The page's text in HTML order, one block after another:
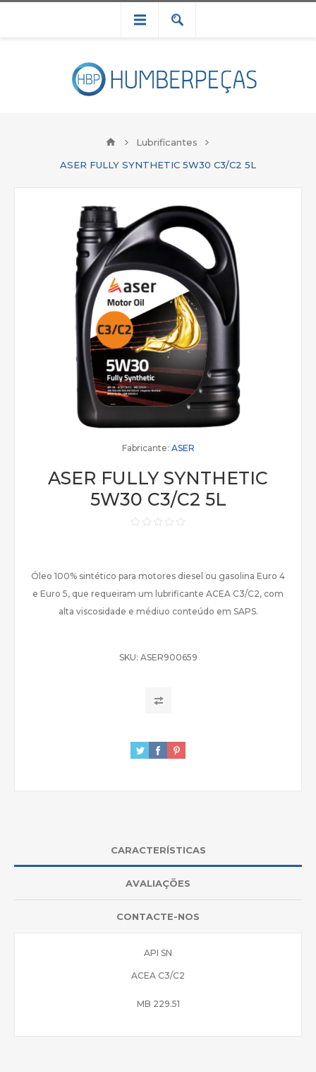
Lubrificantes
ASER FULLY SYNTHETIC 5W30 C3/C2 5L
Fabricante: ASER
ASER FULLY SYNTHETIC
5W30 C3/C2 5L
Óleo 100% sintético para motores diesel ou gasolina Euro 4
e Euro 5, que requeiram um lubrificante ACEA C3/C2, com
alta viscosidade e médiuo conteúdo em SAPS.
SKU: ASER900659
CARACTERÍSTICAS
AVALIAÇÕES
CONTACTE-NOS
API SN
ACEA C3/C2
MB 229.51